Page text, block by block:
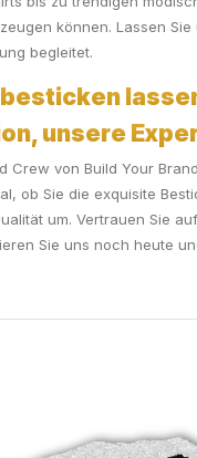
können. Lassen
begleitet.
unsere
Crew von Build Your
ob Sie die exquisite
um. Vertrauen Sie
Sie uns noch heute